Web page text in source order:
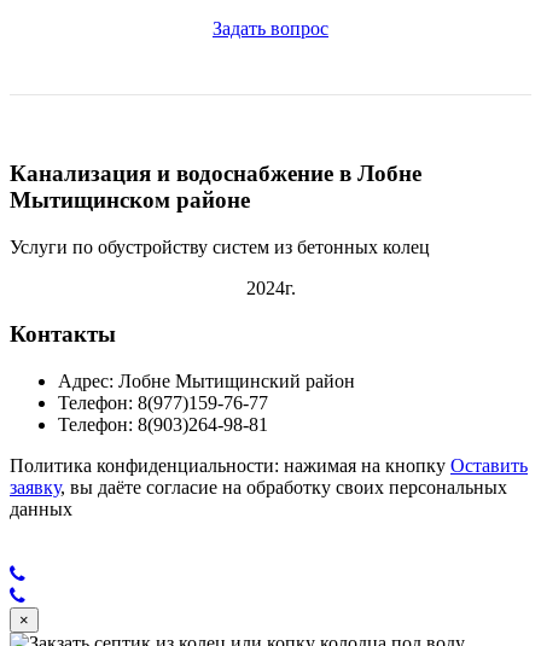
Задать вопрос
Канализация и водоснабжение в Лобне
Мытищинском районе
Услуги по обустройству систем из бетонных колец
2024г.
Контакты
Адрес: Лобне Мытищинский район
Телефон: 8(977)159-76-77
Телефон: 8(903)264-98-81
Политика конфиденциальности: нажимая на кнопку Оставить
заявку, вы даёте согласие на обработку своих персональных
данных
×